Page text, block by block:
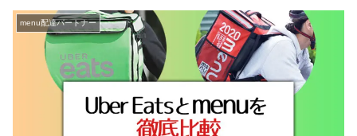
menu配達パートナー